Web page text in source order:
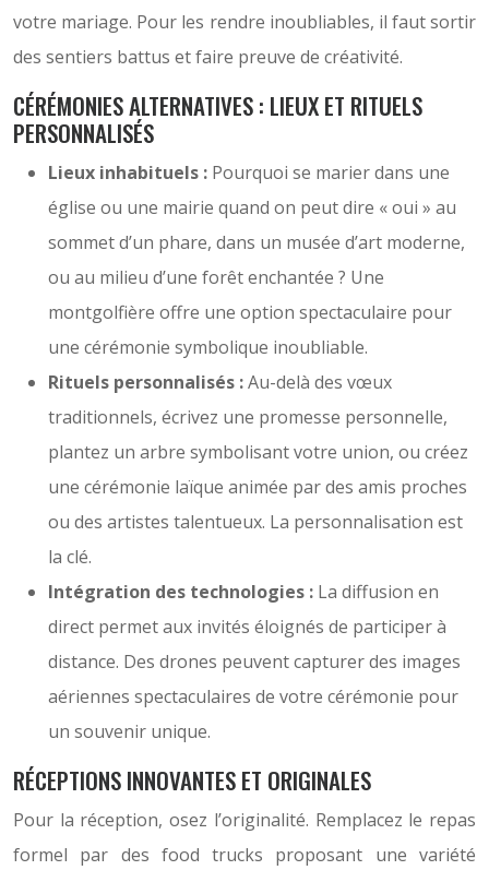
votre mariage. Pour les rendre inoubliables, il faut sortir
des sentiers battus et faire preuve de créativité.
CÉRÉMONIES ALTERNATIVES : LIEUX ET RITUELS
PERSONNALISÉS
Lieux inhabituels : Pourquoi se marier dans une
église ou une mairie quand on peut dire « oui » au
sommet d’un phare, dans un musée d’art moderne,
ou au milieu d’une forêt enchantée ? Une
montgolfière offre une option spectaculaire pour
une cérémonie symbolique inoubliable.
Rituels personnalisés :Au-delà des vœux
traditionnels, écrivez une promesse personnelle,
plantez un arbre symbolisant votre union, ou créez
une cérémonie laïque animée par des amis proches
ou des artistes talentueux. La personnalisation est
la clé.
Intégration des technologies : La diffusion en
direct permet aux invités éloignés de participer à
distance. Des drones peuvent capturer des images
aériennes spectaculaires de votre cérémonie pour
un souvenir unique.
RÉCEPTIONS INNOVANTES ET ORIGINALES
Pour la réception, osez l’originalité. Remplacez le repas
formel par des food trucks proposant une variété